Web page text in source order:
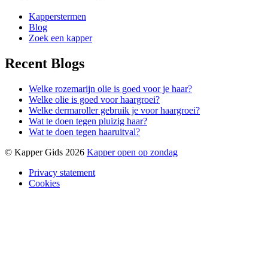
Kapperstermen
Blog
Zoek een kapper
Recent Blogs
Welke rozemarijn olie is goed voor je haar?
Welke olie is goed voor haargroei?
Welke dermaroller gebruik je voor haargroei?
Wat te doen tegen pluizig haar?
Wat te doen tegen haaruitval?
© Kapper Gids 2026 Kapper open op zondag
Privacy statement
Cookies